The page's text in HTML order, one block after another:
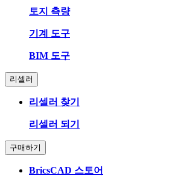
토지 측량
기계 도구
BIM 도구
리셀러
리셀러 찾기
리셀러 되기
구매하기
BricsCAD 스토어